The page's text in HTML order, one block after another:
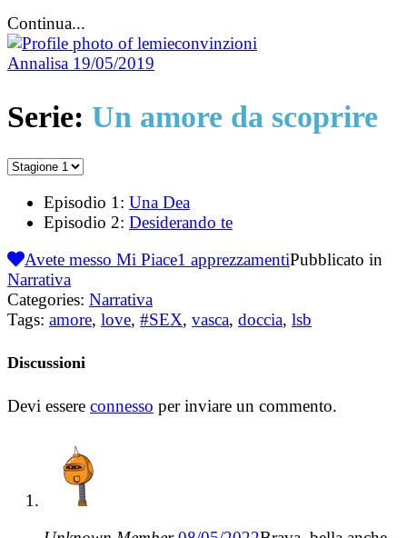
Continua...
Annalisa 19/05/2019
Serie: Un amore da scoprire
Episodio 1: Una Dea
Episodio 2: Desiderando te
Avete messo Mi Piace1 apprezzamentiPubblicato in
Narrativa
Categories: Narrativa
Tags: amore, love, #SEX, vasca, doccia, lsb
Discussioni
Devi essere connesso per inviare un commento.